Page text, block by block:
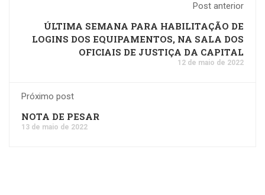
Post anterior
ÚLTIMA SEMANA PARA HABILITAÇÃO DE
LOGINS DOS EQUIPAMENTOS, NA SALA DOS
OFICIAIS DE JUSTIÇA DA CAPITAL
12 de maio de 2022
Próximo post
NOTA DE PESAR
13 de maio de 2022